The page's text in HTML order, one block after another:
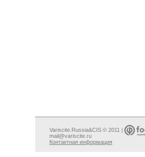
Variscite.Russia&CIS © 2011 |
mail@variscite.ru
Контактная информация